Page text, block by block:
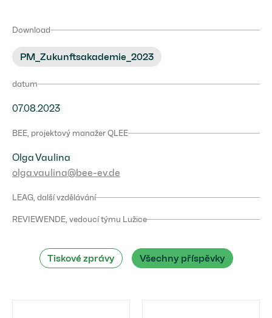
Download
PM_Zukunftsakademie_2023
datum
07.08.2023
BEE, projektový manažer QLEE
Olga Vaulina
olga.vaulina@bee-ev.de
LEAG, další vzdělávání
REVIEWENDE, vedoucí týmu Lužice
Tiskové zprávy Všechny příspěvky